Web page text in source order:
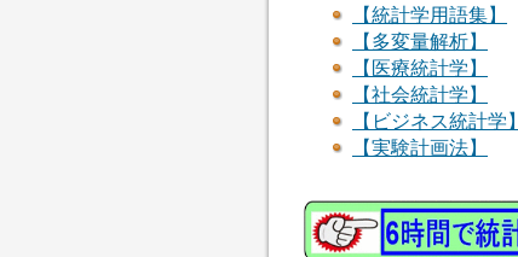
【統計学用語集】
【多変量解析】
【医療統計学】
【社会統計学】
【ビジネス統計学】
【実験計画法】